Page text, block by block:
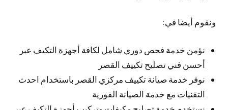
ونقوم أيضا في:
نؤمن خدمة فحص دوري شامل لكافة أجهزة التكيف عبر
أحسن فني تصليح تكييف القصر
نوفر خدمة صيانة تكييف مركزي القصر باستخدام احدث
التقنيات مع خدمة الصيانة الفورية